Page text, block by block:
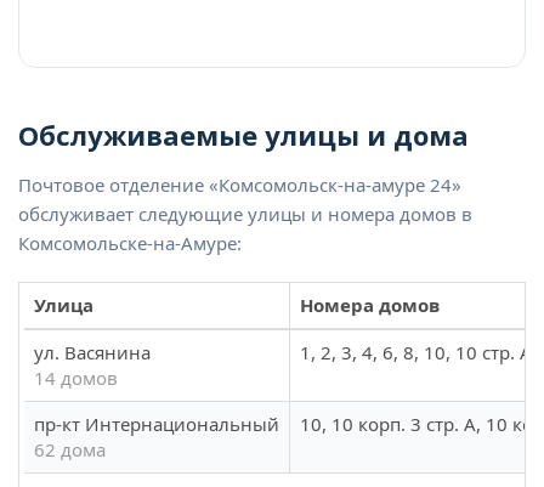
Обслуживаемые улицы и дома
Почтовое отделение «Комсомольск-на-амуре 24»
обслуживает следующие улицы и номера домов в
Комсомольске-на-Амуре:
Улица
Номера домов
ул. Васянина
14 домов
1, 2, 3, 4, 6, 8, 10, 10 стр.
пр-кт Интернациональный
62 дома
10, 10 корп. 3 стр. А, 10